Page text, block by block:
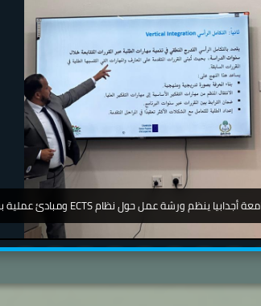
تشارك في مؤتمر دولي عن أمرض الجلدية